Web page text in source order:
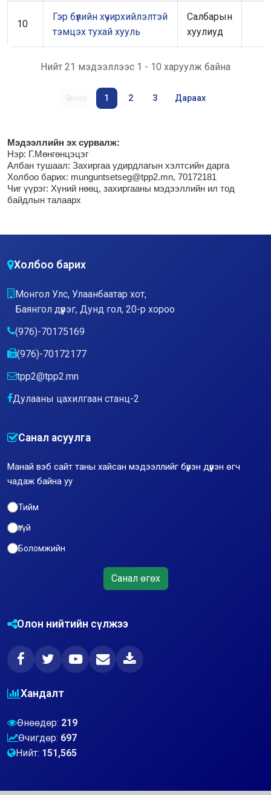
10
Гэр бүлийн хүчирхийлэлтэй
тэмцэх тухай хууль
Салбарын
хуулиуд
Нийт 21 мэдээллээс 1 - 10 харуулж байна
1 2 3 Дараах
Мэдээллийн эх сурвалж:
Нэр: Г.Мөнгөнцэцэг
Албан тушаал: Захиргаа удирдлагын хэлтсийн дарга
Холбоо барих: munguntsetseg@tpp2.mn, 70172181
Чиг үүрэг: Хүний нөөц, захиргааны мэдээллийн ил тод
байдлын талаарх
Холбоо барих
Монгол Улс, Улаанбаатар хот,
Баянгол дүүрэг, Дунд гол, 20-р хороо
(976)-70175169
(976)-70172177
tpp2@tpp2.mn
Дулааны цахилгаан станц-2
Санал асуулга
Манай вэб сайт таны хайсан мэдээллийг бүрэн дүүрэн өгч
чадаж байна уу
Тийм
Үгүй
Боломжийн
Санал өгөх
Олон нийтийн сүлжээ
Хандалт
Өнөөдөр: 219
Өчигдөр: 697
Нийт: 151,565